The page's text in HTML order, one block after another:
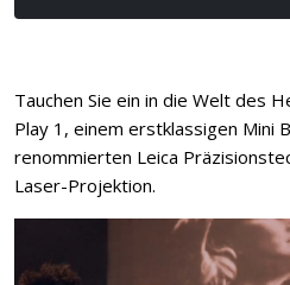
Tauchen Sie ein in die Welt des
Play 1, einem erstklassigen Mini
renommierten Leica
Laser-Projektion.